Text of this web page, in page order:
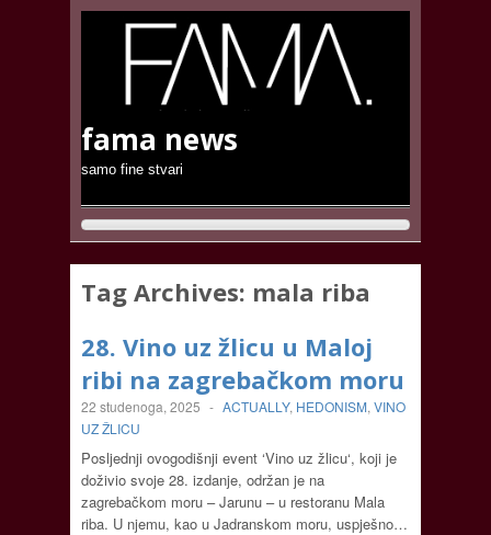
fama news
samo fine stvari
Tag Archives: mala riba
28. Vino uz žlicu u Maloj
ribi na zagrebačkom moru
22 studenoga, 2025 - ACTUALLY, HEDONISM, VINO
UZ ŽLICU
Posljednji ovogodišnji event ‘Vino uz žlicu‘, koji je
doživio svoje 28. izdanje, održan je na
zagrebačkom moru – Jarunu – u restoranu Mala
riba. U njemu, kao u Jadranskom moru, uspješno…